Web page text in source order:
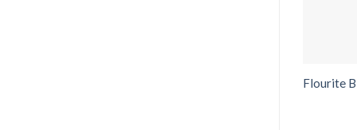
Flourite